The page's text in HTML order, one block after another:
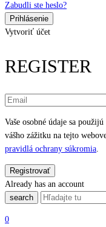
Zabudli ste heslo?
Vytvoriť účet
REGISTER
Vaše osobné údaje sa
vášho zážitku na tejto
pravidlá ochrany súkromia
Already has an account
search
0